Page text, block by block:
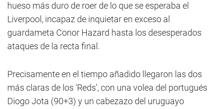
hueso más duro de roer de lo que se esperaba el
Liverpool, incapaz de inquietar en exceso al
guardameta Conor Hazard hasta los desesperados
ataques de la recta final.
Precisamente en el tiempo añadido llegaron las dos
más claras de los 'Reds', con una volea del portugués
Diogo Jota (90+3) y un cabezazo del uruguayo